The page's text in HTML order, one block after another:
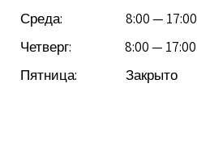
Среда: 8:00 — 17:00
Четверг: 8:00 — 17:00
Пятница: Закрыто